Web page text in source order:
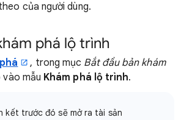
của người dùng.
phá lộ trình
, trong mục Bắt đầu bản khám
vào mẫu Khám phá lộ trình.
kết trước đó sẽ mở ra tài sản